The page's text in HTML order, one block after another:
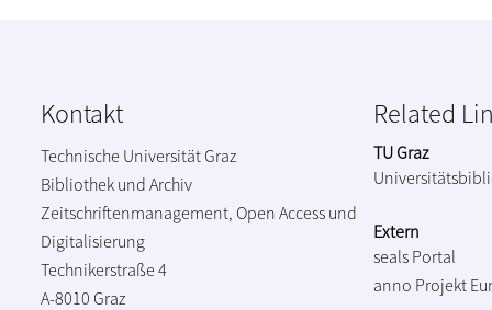
Kontakt
Technische Universität Graz
Bibliothek und Archiv
Zeitschriftenmanagement, Open Access und
Digitalisierung
Technikerstraße 4
A-8010 Graz
Related
TU Graz
Extern
seals Portal
anno Projekt